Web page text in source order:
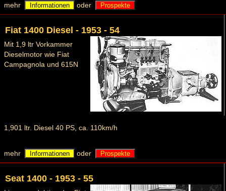
mehr oder Prospekte
Fiat 1400 Diesel - 1953 - 54
Mit 1,9 ltr Vorkammer
Dieselmotor wie Fiat
Campagnola und 615N
1,901 ltr. Diesel 40 PS, ca. 110km/h
mehr oder Prospekte
Seat 1400 - 1953 - 55